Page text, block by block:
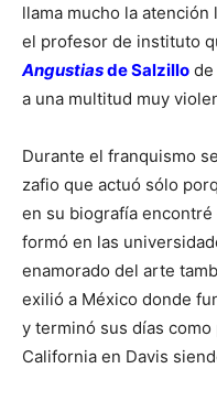
llama mucho la atención
el profesor de instituto
Angustiasde Salzillo de
a una multitud muy
Durante el franquismo
zafio que actuó sólo
en su biografía
formó en las
enamorado del arte
exilió a México donde
y terminó sus días
California en Davis